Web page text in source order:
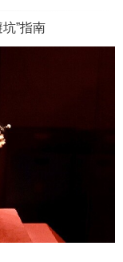
”指南